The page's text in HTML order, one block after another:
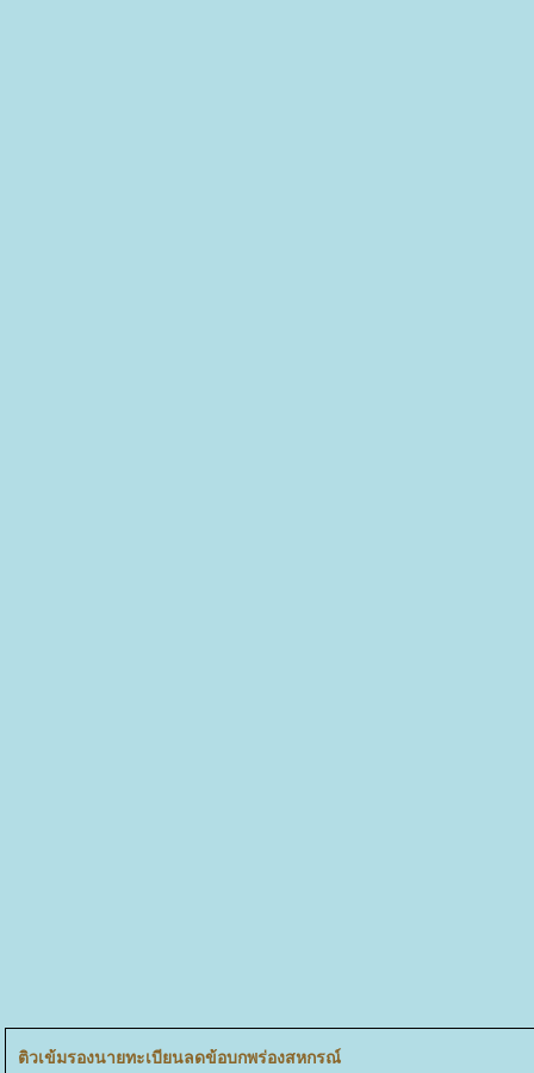
ติวเข้มรองนายทะเบียนลดข้อบกพร่องสหกรณ์